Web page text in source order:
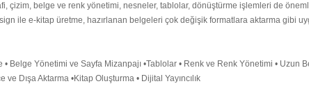
çizim, belge ve renk yönetimi, nesneler, tablolar, dönüştürme işlemleri de
ile e-kitap üretme, hazırlanan belgeleri çok değişik formatlara aktarma gibi
• Belge Yönetimi ve Sayfa Mizanpajı •Tablolar • Renk ve Renk Yönetimi • Uzun
Dışa Aktarma •Kitap Oluşturma • Dijital Yayıncılık